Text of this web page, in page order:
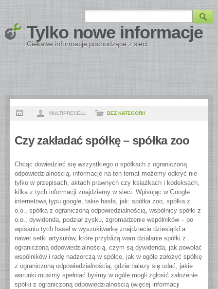
Tylko nowe informacje
Ciekawe informacje pochodzące z sieci
MULTIPRESELL BEZ KATEGORII
Czy zakładać spółkę – spółka zoo
Chcąc dowiedzieć się wszystkiego o spółkach z ograniczoną
odpowiedzialnością, informacje na ten temat możemy odkryć nie
tylko w przepisach, aktach prawnych czy książkach i kodeksach,
kilka z tych informacji znajdziemy w sieci. Wpisując w Google
internetową typu google, takie hasła, jak: spółka zoo, spółka z
o.o., spółka z ograniczoną odpowiedzialnością, wspólnicy spółki z
o.o., dywidenda, podział zysku, zgromadzenie wspólników – po
wpisaniu tych haseł w wyszukiwarkę znajdziecie dziesiątki a
nawet setki artykułów, które przybliżą wam działanie spółki z
ograniczoną odpowiedzialnością, czym są dywidenda, jak powołać
wspólników i radę nadzorczą w spółce, jak w ogóle założyć spółkę
z ograniczoną odpowiedzialnością, gdzie należy się udać, jakie
warunki musimy spełniać byśmy w ogóle mogli zgłosić założenie
spółki z ograniczoną odpowiedzialnością (więcej informacji